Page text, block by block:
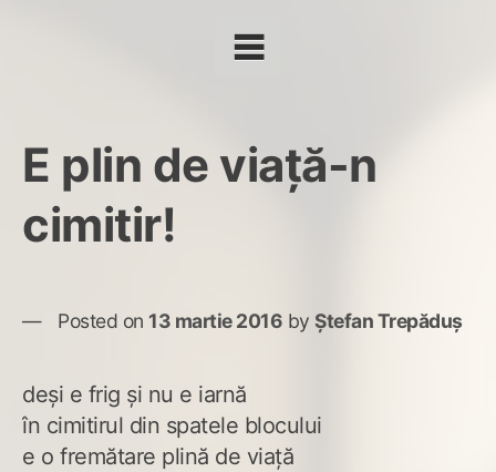
E plin de viață-n
cimitir!
Posted on 13 martie 2016 by Ștefan Trepăduș
deși e frig și nu e iarnă
în cimitirul din spatele blocului
e o fremătare plină de viață